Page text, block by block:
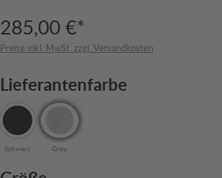
285,00 €*
Preise inkl. MwSt. zzgl. Versandkosten
Lieferantenfarbe
Schwarz Grau